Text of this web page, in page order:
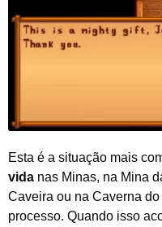
Esta é a situação mais
vida nas Minas, na Mina
Caveira ou na Caverna
processo. Quando isso